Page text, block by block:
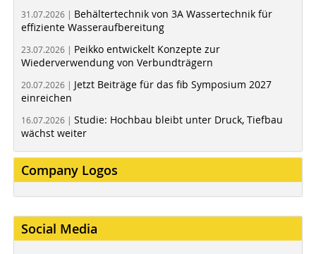
31.07.2026 | Behältertechnik von 3A Wassertechnik für
effiziente Wasseraufbereitung
23.07.2026 | Peikko entwickelt Konzepte zur
Wiederverwendung von Verbundträgern
20.07.2026 | Jetzt Beiträge für das fib Symposium 2027
einreichen
16.07.2026 | Studie: Hochbau bleibt unter Druck, Tiefbau
wächst weiter
Company Logos
Social Media